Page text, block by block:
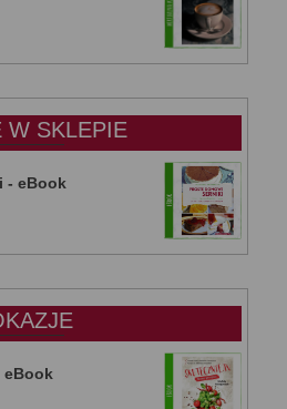
W SKLEPIE
- eBook
eBook